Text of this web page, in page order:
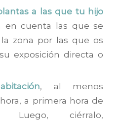
a las que tu hijo
en cuenta las que se
zona por las que os
exposición directa o
, al menos
a primera hora de
Luego, ciérralo,